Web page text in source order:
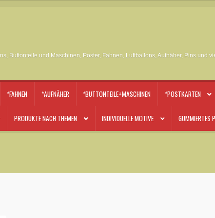
Buttonteile und Maschinen, Poster, Fahnen, Luftballons, Aufnäher, Pins und
*FAHNEN *AUFNÄHER *BUTTONTEILE+MASCHINEN *POSTKARTEN
PRODUKTE NACH THEMEN INDIVIDUELLE MOTIVE GUMMIERTES